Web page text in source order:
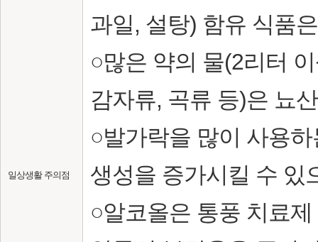
일상생활 주의점
과일, 설탕) 함유 식품
○많은 약의 물(2리터
감자류, 곡류 등)은 뇨
○발가락을 많이 사용
생성을 증가시킬 수 있
○알코올은 통풍 치료